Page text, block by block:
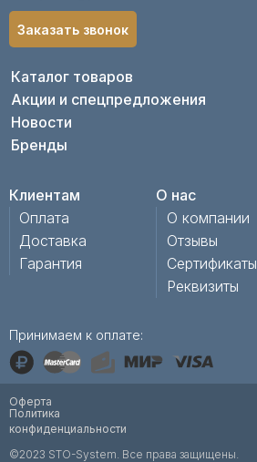
Каталог товаров
Акции и спецпредложения
Новости
Бренды
Клиентам
Оплата
Доставка
Гарантия
О нас
О компании
Отзывы
Сертификаты
Реквизиты
Принимаем к оплате:
Заказать звонок
©2023 STO-System. Все права защищены.
Политика
конфиденциальности
Оферта